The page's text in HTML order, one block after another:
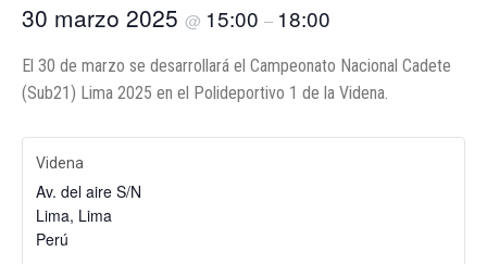
30 marzo 2025 @ 15:00 – 18:00
El 30 de marzo se desarrollará el Campeonato Nacional Cadete
(Sub21) Lima 2025 en el Polideportivo 1 de la Videna.
Videna
Av. del aire S/N
Lima, Lima
Perú